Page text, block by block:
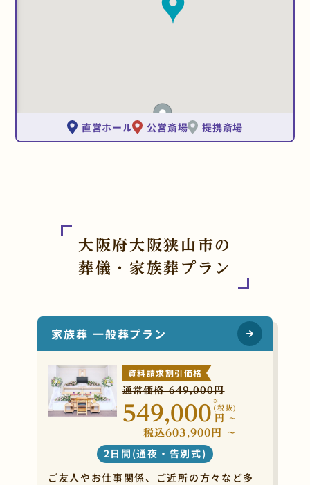
直営ホール 公営斎場 提携斎場
大阪府大阪狭山市の
葬儀・家族葬プラン
家族葬 一般葬プラン
資料請求割引価格
通常価格 649,000円
549,000
※
円
(税抜)
~
税込603,900円 ~
2日間(通夜・告別式)
ご友人やお仕事関係、ご近所の方々など多